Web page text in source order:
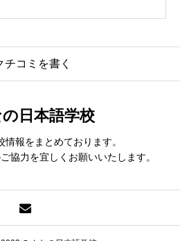
チコミを書く
School Japanese Language
は投稿できません。
日本語学校
報をまとめております。
協力を宜しくお願いいたします。